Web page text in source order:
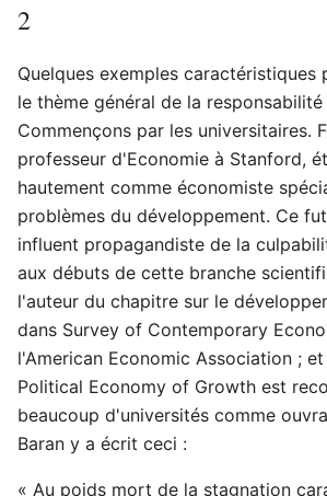
2
Quelques exemples caractéristiques
le thème général de la
Commençons par les universitaires.
professeur d'Economie à Stanford,
hautement comme économiste
problèmes du développement. Ce
influent propagandiste de la
aux débuts de cette branche
l'auteur du chapitre sur le
dans Survey of Contemporary
l'American Economic Association ;
Political Economy of Growth est
beaucoup d'universités comme
Baran y a écrit ceci :
« Au poids mort de la stagnation